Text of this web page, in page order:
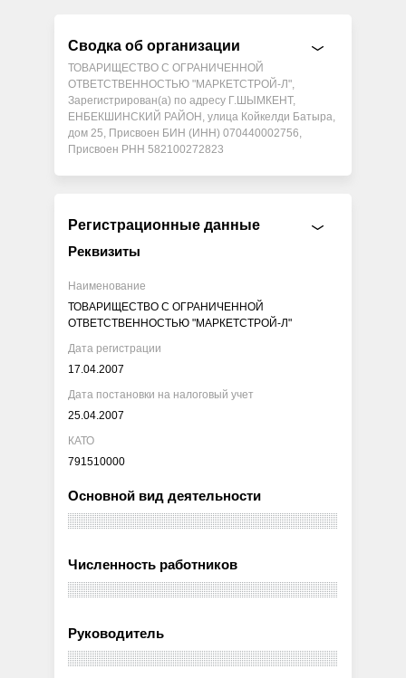
Сводка об организации
ТОВАРИЩЕСТВО С ОГРАНИЧЕННОЙ
ОТВЕТСТВЕННОСТЬЮ "МАРКЕТСТРОЙ-Л",
Зарегистрирован(а) по адресу Г.ШЫМКЕНТ,
ЕНБЕКШИНСКИЙ РАЙОН, улица Койкелди Батыра,
дом 25, Присвоен БИН (ИНН) 070440002756,
Присвоен РНН 582100272823
Регистрационные данные
Реквизиты
Наименование
ТОВАРИЩЕСТВО С ОГРАНИЧЕННОЙ
ОТВЕТСТВЕННОСТЬЮ "МАРКЕТСТРОЙ-Л"
Дата регистрации
17.04.2007
Дата постановки на налоговый учет
25.04.2007
КАТО
791510000
Основной вид деятельности
Численность работников
Руководитель